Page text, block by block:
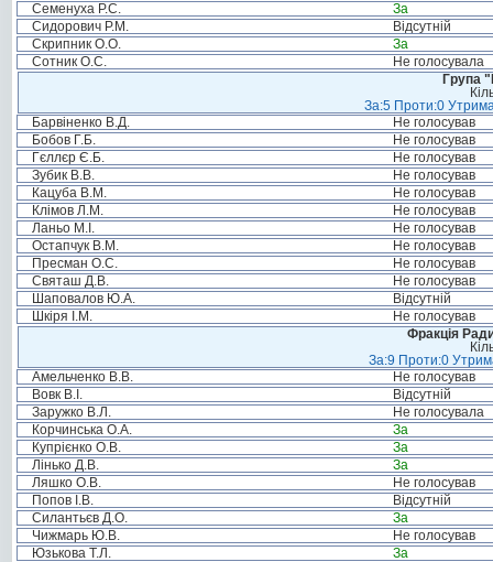
Семенуха Р.С.
За
Сидорович Р.М.
Відсутній
Скрипник О.О.
За
Сотник О.С.
Не голосувала
Група
За:5 Проти:0
Барвіненко В.Д.
Не голосував
Бобов Г.Б.
Не голосував
Гєллєр Є.Б.
Не голосував
Зубик В.В.
Не голосував
Кацуба В.М.
Не голосував
Клімов Л.М.
Не голосував
Ланьо М.І.
Не голосував
Остапчук В.М.
Не голосував
Пресман О.С.
Не голосував
Святаш Д.В.
Не голосував
Шаповалов Ю.А.
Відсутній
Шкіря І.М.
Не голосував
Фракція
За:9 Проти:0
Амельченко В.В.
Не голосував
Вовк В.І.
Відсутній
Заружко В.Л.
Не голосувала
Корчинська О.А.
За
Купрієнко О.В.
За
Лінько Д.В.
За
Ляшко О.В.
Не голосував
Попов І.В.
Відсутній
Силантьєв Д.О.
За
Чижмарь Ю.В.
Не голосував
Юзькова Т.Л.
За